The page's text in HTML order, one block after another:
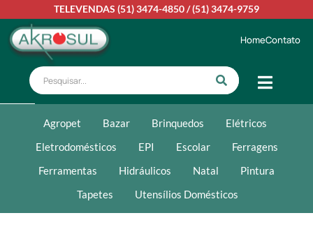
TELEVENDAS (51) 3474-4850/(51) 3474-9759
HomeContato
Agropet Bazar Brinquedos
Elétricos
Eletrodomésticos
EPI Escolar
Ferragens
Ferramentas
Hidráulicos Natal
Pintura
Tapetes
Utensílios Domésticos